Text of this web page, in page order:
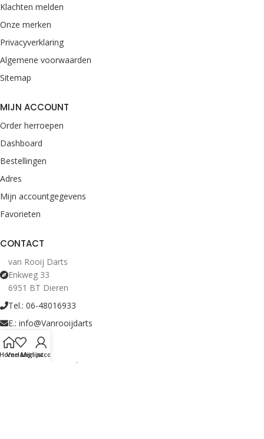
Klachten melden
Onze merken
Privacyverklaring
Algemene voorwaarden
Sitemap
MIJN ACCOUNT
Order herroepen
Dashboard
Bestellingen
Adres
Mijn accountgegevens
Favorieten
CONTACT
van Rooij Darts
Enkweg 33
6951 BT Dieren
Tel.: 06-48016933
E.: info@Vanrooijdarts
Bekijk Openingstijden
Verlanglijst
Mijn account